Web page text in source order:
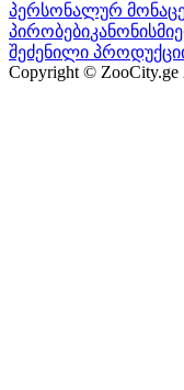
პერსონალურ
პირობები
შეძენილი
Copyright © ZooCity.ge